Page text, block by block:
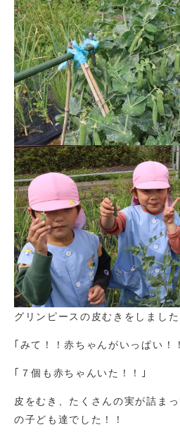
グリンピースの皮むきをしました
｢みて！！赤ちゃんがいっぱい！
｢７個も赤ちゃんいた！！｣
皮をむき、たくさんの実が詰ま
の子ども達でした！！